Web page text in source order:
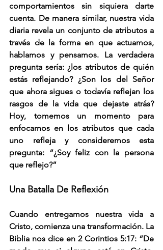
comportamientos sin siquiera darte
cuenta. De manera similar, nuestra vida
diaria revela un conjunto de atributos a
través de la forma en que actuamos,
hablamos y pensamos. La verdadera
pregunta sería: ¿los atributos de quién
estás reflejando? ¿Son los del Señor
que ahora sigues o todavía reflejan los
rasgos de la vida que dejaste atrás?
Hoy, tomemos un momento para
enfocarnos en los atributos que cada
uno refleja y consideremos esta
pregunta: “¿Soy feliz con la persona
que reflejo?”
Una Batalla De Reflexión
Cuando entregamos nuestra vida a
Cristo, comienza una transformación. La
Biblia nos dice en 2 Corintios 5:17: “De